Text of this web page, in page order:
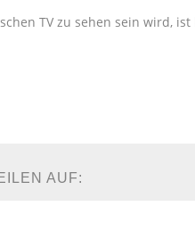
TV zu sehen sein wird,
AUF: